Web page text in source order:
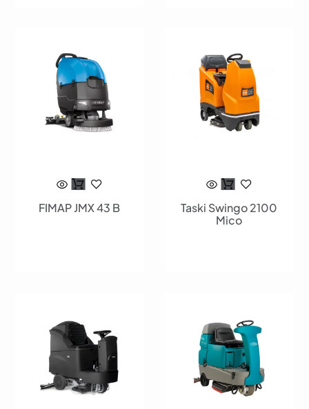
FIMAP JMX 43 B
Taski Swingo 2100
Mico